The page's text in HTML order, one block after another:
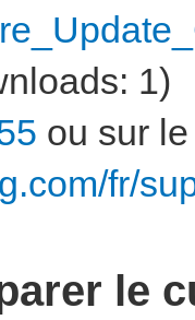
1)
ou sur
fr/
le